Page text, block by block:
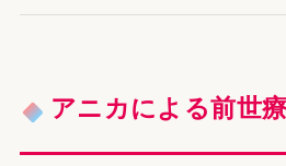
アニカによる前世